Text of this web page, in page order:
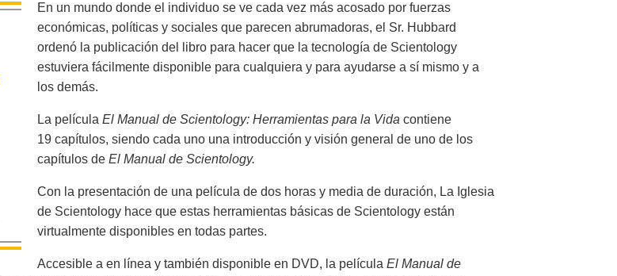
En un mundo donde el individuo se ve cada vez más acosado por fuerzas
económicas, políticas y sociales que parecen abrumadoras, el Sr. Hubbard
ordenó la publicación del libro para hacer que la tecnología de Scientology
estuviera fácilmente disponible para cualquiera y para ayudarse a sí mismo y a
los demás.
La película El Manual de Scientology: Herramientas para la Vida contiene
19 capítulos, siendo cada uno una introducción y visión general de uno de los
capítulos de El Manual de Scientology.
Con la presentación de una película de dos horas y media de duración, La Iglesia
de Scientology hace que estas herramientas básicas de Scientology están
virtualmente disponibles en todas partes.
Accesible a en línea y también disponible en DVD, la película El Manual de